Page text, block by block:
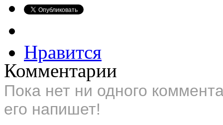
Нравится
Комментарии
Пока нет ни одного
его напишет!